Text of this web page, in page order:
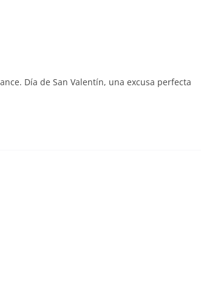
Día de San Valentín, una excusa perfecta